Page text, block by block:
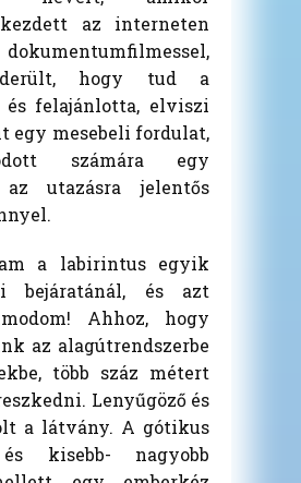
az interneten
hogy tud a
és felajánlotta, elviszi
egy mesebeli fordulat,
számára egy
az utazásra jelentős
a labirintus egyik
bejáratánál, és azt
Ahhoz, hogy
az alagútrendszerbe
több száz métert
Lenyűgöző és
a látvány. A gótikus
kisebb- nagyobb